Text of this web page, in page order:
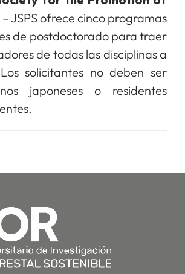
– JSPS ofrece cinco programas
de postdoctorado para traer
de todas las disciplinas a
solicitantes no deben ser
japoneses o residentes